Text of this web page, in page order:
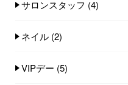
サロンスタッフ (4)
ネイル (2)
VIPデー (5)